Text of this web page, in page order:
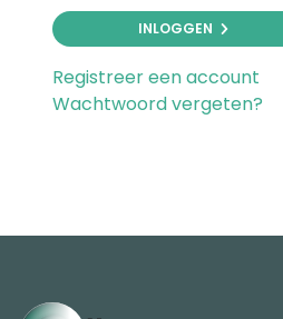
INLOGGEN
Registreer een account
Wachtwoord vergeten?